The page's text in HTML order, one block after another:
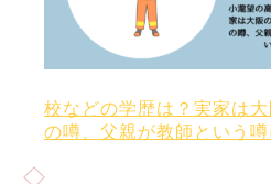
校などの学歴は？実家は
の噂、父親が教師という噂